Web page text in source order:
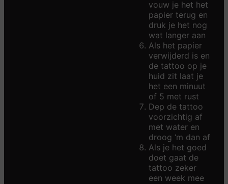
vouw je het het
papier terug en
druk je het nog
wat langer aan
Als het papier
verwijderd is en
de tattoo op je
huid zit laat je
het een minuut
of 5 met rust
Dep de tattoo
voorzichtig af
met water en
droog ‘m dan af
Als je het goed
doet gaat de
tattoo zeker
een week mee